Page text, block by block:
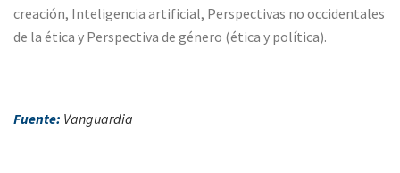
creación, Inteligencia artificial, Perspectivas no occidentales
de la ética y Perspectiva de género (ética y política).
Fuente: Vanguardia